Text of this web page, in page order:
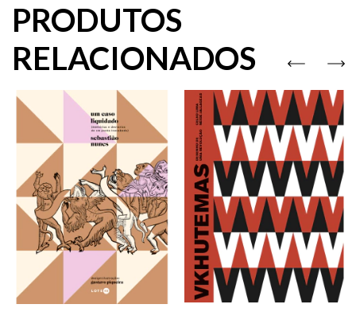
PRODUTOS
RELACIONADOS